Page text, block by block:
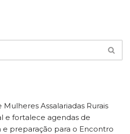
Assalariadas Rurais
e fortalece agendas de
e preparação para o Encontro